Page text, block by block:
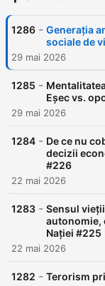
1286 - Generația
sociale de
29 mai 2026
1285 -
Eșec vs.
29 mai 2026
1284 - De ce nu
decizii
#226
22 mai 2026
1283 - Sensul
autonomie,
Nației #225
22 mai 2026
1282 - Terorism